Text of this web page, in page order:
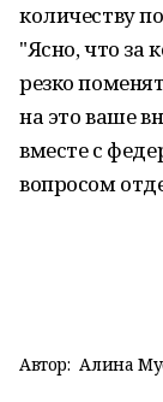
количеству
"Ясно, что за
резко
на это ваше
вместе с
вопросом
Автор: Алина